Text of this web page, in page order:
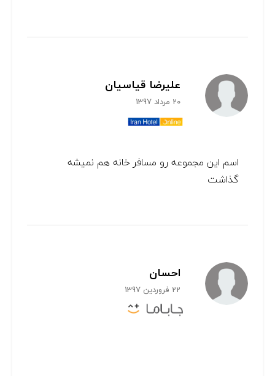
علیرضا قیاسیان
20 مرداد 1397
اسم این مجموعه رو مسافر خانه هم نمیشه
گذاشت
احسان
22 فروردین 1397